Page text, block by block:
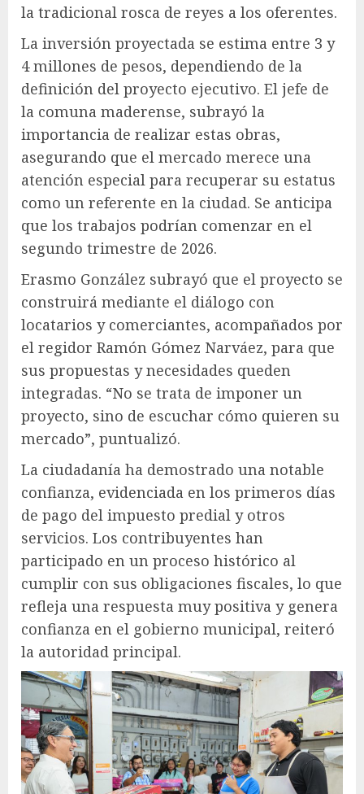
la tradicional rosca de reyes a los oferentes.
La inversión proyectada se estima entre 3 y
4 millones de pesos, dependiendo de la
definición del proyecto ejecutivo. El jefe de
la comuna maderense, subrayó la
importancia de realizar estas obras,
asegurando que el mercado merece una
atención especial para recuperar su estatus
como un referente en la ciudad. Se anticipa
que los trabajos podrían comenzar en el
segundo trimestre de 2026.
Erasmo González subrayó que el proyecto se
construirá mediante el diálogo con
locatarios y comerciantes, acompañados por
el regidor Ramón Gómez Narváez, para que
sus propuestas y necesidades queden
integradas. “No se trata de imponer un
proyecto, sino de escuchar cómo quieren su
mercado”, puntualizó.
La ciudadanía ha demostrado una notable
confianza, evidenciada en los primeros días
de pago del impuesto predial y otros
servicios. Los contribuyentes han
participado en un proceso histórico al
cumplir con sus obligaciones fiscales, lo que
refleja una respuesta muy positiva y genera
confianza en el gobierno municipal, reiteró
la autoridad principal.